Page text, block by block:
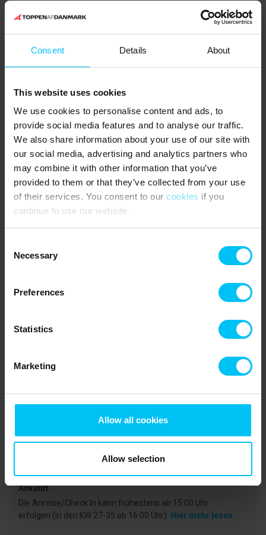
Consent Details About
This website uses cookies
We use cookies to personalise content and ads, to
provide social media features and to analyse our traffic.
We also share information about your use of our site with
our social media, advertising and analytics partners who
may combine it with other information that you’ve
provided to them or that they’ve collected from your use
of their services. You consent to our cookies if you
continue to use our website.
Selection
Necessary
Preferences
Statistics
Marketing
Allow all cookies
Allow selection
Waschmaschine und Trockner im verschlossenen Schuppen
NÄCHSTE EINKAUFSMÖGLICHKEITEN
Super Spar liegt 500 Meter vom Ferienhaus entfernt.
ÖFFENTLICHER VERKEHR:
Skagen Bahnhof liegt 500 Meter vom Ferienhaus entfernt - über
einen Fußweg.
Das sagen andere Urlauber
4,7 • 2 Bewertungen
Haus
4,5
Grundstück
Bereich
Das Haus war bei der Anreise sauber. Es bietet
Ankunft
Die Anreise/Check In kann frühestens ab 15:00 Uhr
erfolgen (in den KW 27-35 ab 16:00 Uhr).
Hier mehr lesen